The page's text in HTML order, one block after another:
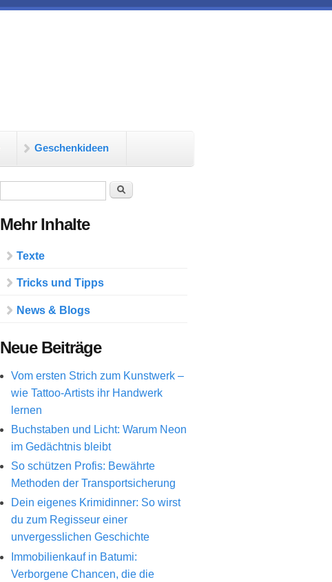
Geschenkideen
Suche
Mehr Inhalte
Texte
Tricks und Tipps
News & Blogs
Neue Beiträge
Vom ersten Strich zum Kunstwerk –
wie Tattoo-Artists ihr Handwerk
lernen
Buchstaben und Licht: Warum Neon
im Gedächtnis bleibt
So schützen Profis: Bewährte
Methoden der Transportsicherung
Dein eigenes Krimidinner: So wirst
du zum Regisseur einer
unvergesslichen Geschichte
Immobilienkauf in Batumi:
Verborgene Chancen, die die